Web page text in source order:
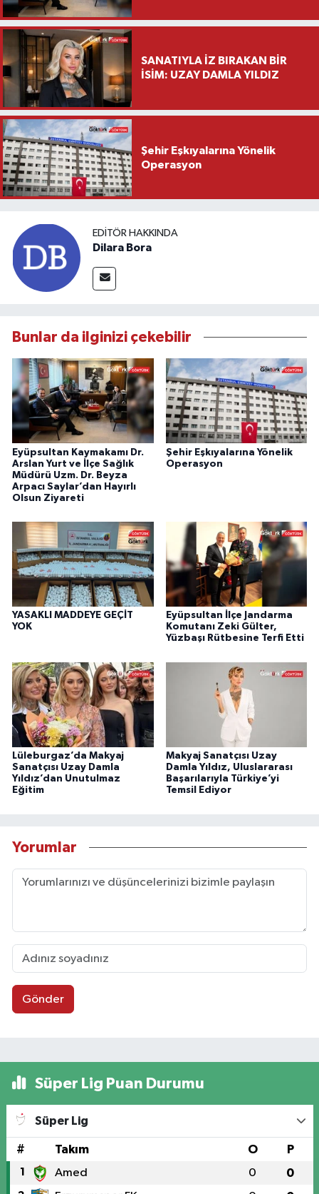
Ziyareti
SANATIYLA İZ BIRAKAN BİR
İSİM: UZAY DAMLA YILDIZ
Şehir Eşkıyalarına Yönelik
Operasyon
EDITÖR HAKKINDA
Dilara Bora
Bunlar da ilginizi çekebilir
Eyüpsultan Kaymakamı Dr.
Arslan Yurt ve İlçe Sağlık
Müdürü Uzm. Dr. Beyza
Arpacı Saylar’dan Hayırlı
Olsun Ziyareti
Şehir Eşkıyalarına Yönelik
Operasyon
YASAKLI MADDEYE GEÇİT
YOK
Eyüpsultan İlçe Jandarma
Komutanı Zeki Gülter,
Yüzbaşı Rütbesine Terfi Etti
Lüleburgaz’da Makyaj
Sanatçısı Uzay Damla
Yıldız’dan Unutulmaz
Eğitim
Makyaj Sanatçısı Uzay
Damla Yıldız, Uluslararası
Başarılarıyla Türkiye’yi
Temsil Ediyor
Yorumlar
Gönder
Süper Lig Puan Durumu
Süper Lig
# Takım O P
1 Amed 0 0